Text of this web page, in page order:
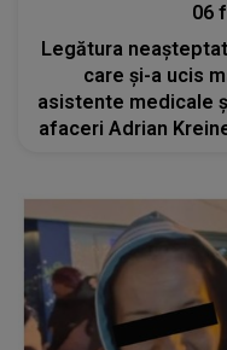
06
Legătura
care și-a ucis
asistente medicale
afaceri Adrian